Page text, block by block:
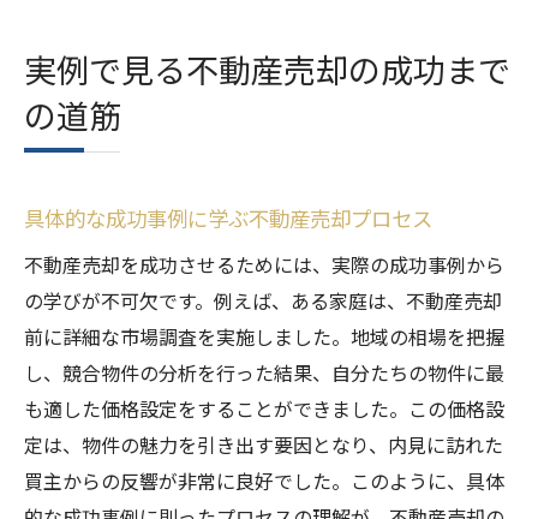
実例で見る不動産売却の成功まで
の道筋
具体的な成功事例に学ぶ不動産売却プロセス
不動産売却を成功させるためには、実際の成功事例から
の学びが不可欠です。例えば、ある家庭は、不動産売却
前に詳細な市場調査を実施しました。地域の相場を把握
し、競合物件の分析を行った結果、自分たちの物件に最
も適した価格設定をすることができました。この価格設
定は、物件の魅力を引き出す要因となり、内見に訪れた
買主からの反響が非常に良好でした。このように、具体